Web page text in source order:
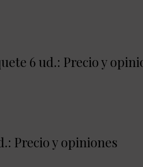
6 ud.: Precio y
Precio y opiniones